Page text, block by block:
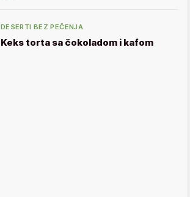
DESERTI BEZ PEČENJA
Keks torta sa čokoladom i kafom